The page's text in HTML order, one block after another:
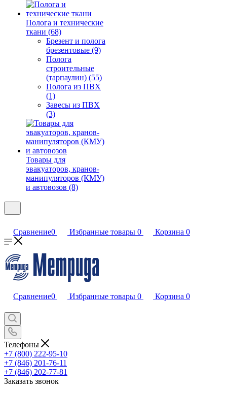
Полога и технические
ткани (68)
Брезент и полога
брезентовые (9)
Полога
строительные
(тарпаулин) (55)
Полога из ПВХ
(1)
Завесы из ПВХ
(3)
Товары для
эвакуаторов, кранов-
манипуляторов (КМУ)
и автовозов (8)
Сравнение0 Избранные товары 0 Корзина 0
Сравнение0 Избранные товары 0 Корзина 0
Телефоны
+7 (800) 222-95-10
+7 (846) 201-76-11
+7 (846) 202-77-81
Заказать звонок